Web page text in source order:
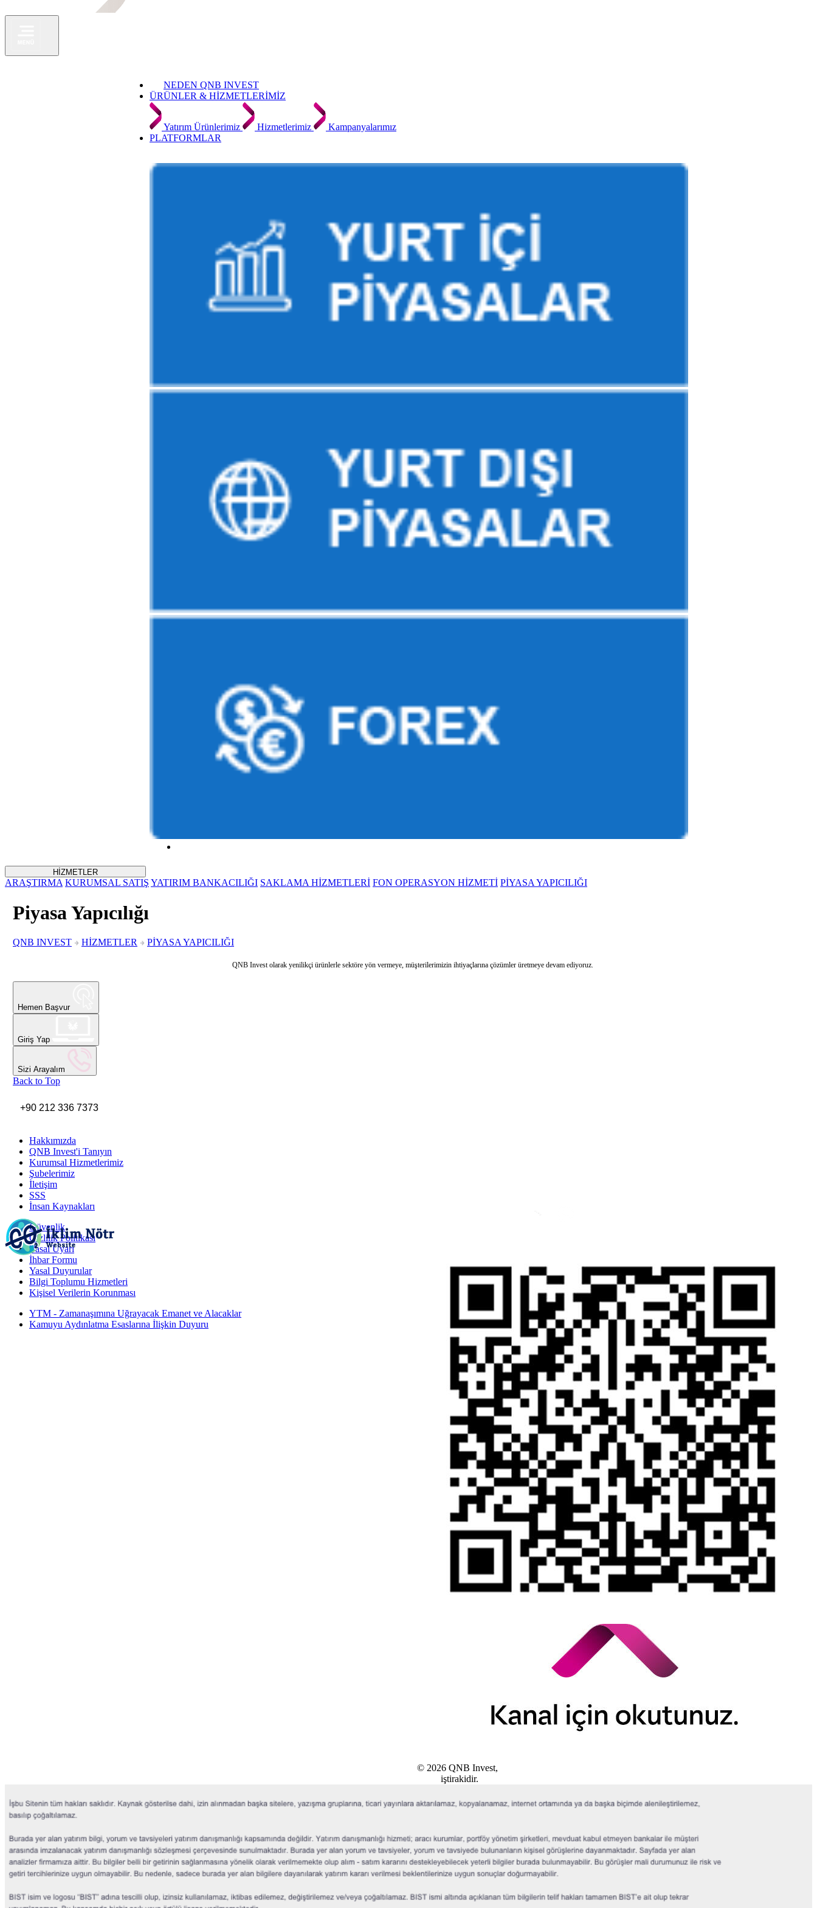
NEDEN QNB INVEST
ÜRÜNLER & HİZMETLERİMİZ
Yatırım Ürünlerimiz Hizmetlerimiz
Kampanyalarımız
PLATFORMLAR
HİZMETLER
ARAŞTIRMA KURUMSAL SATIŞ YATIRIM BANKACILIĞI SAKLAMA HİZMETLERİ FON OPERASYON HİZMETİ PİYASA YAPICILIĞI
Piyasa Yapıcılığı
QNB INVEST HİZMETLER PİYASA YAPICILIĞI
QNB Invest olarak yenilikçi ürünlerle sektöre yön vermeye, müşterilerimizin ihtiyaçlarına çözümler üretmeye devam ediyoruz.
Hemen Başvur
Giriş Yap
Sizi Arayalım
Back to Top
+90 212 336 7373
Hakkımızda
QNB Invest'i Tanıyın
Kurumsal Hizmetlerimiz
Şubelerimiz
İletişim
SSS
İnsan Kaynakları
Güvenlik
Gizlilik Politikası
Yasal Uyarı
İhbar Formu
Yasal Duyurular
Bilgi Toplumu Hizmetleri
Kişisel Verilerin Korunması
YTM - Zamanaşımına Uğrayacak Emanet ve Alacaklar
Kamuyu Aydınlatma Esaslarına İlişkin Duyuru
© 2026 QNB Invest,
iştirakidir.